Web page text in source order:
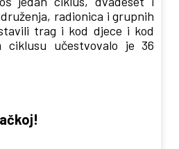
radionica i grupnih
trag i kod djece i kod
ciklusu učestvovalo je 36